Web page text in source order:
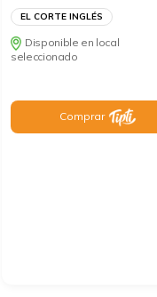
EL CORTE INGLÉS
Disponible en local
seleccionado
Comprar